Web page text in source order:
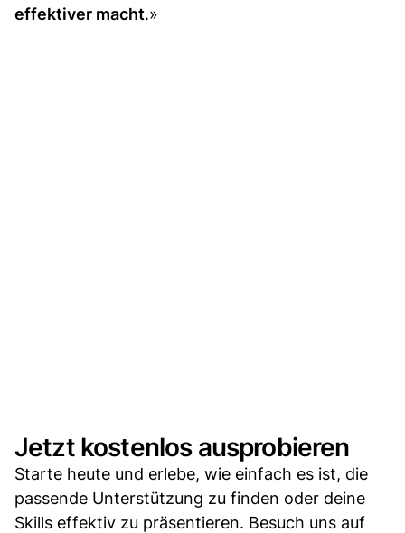
effektiver macht.»
Jetzt kostenlos ausprobieren
Starte heute und erlebe, wie einfach es ist, die
passende Unterstützung zu finden oder deine
Skills effektiv zu präsentieren. Besuch uns auf